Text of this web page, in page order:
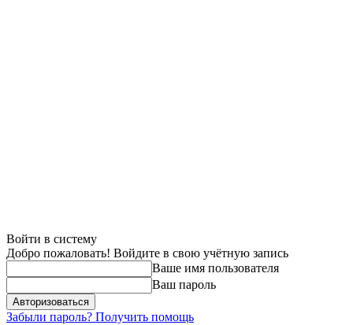
Войти в систему
Добро пожаловать! Войдите в свою учётную запись
Ваше имя пользователя
Ваш пароль
Забыли пароль? Получить помощь